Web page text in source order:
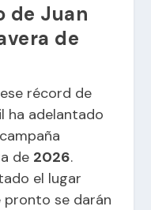
de Juan
de
récord de
ha adelantado
de 2026.
el lugar
pronto se darán